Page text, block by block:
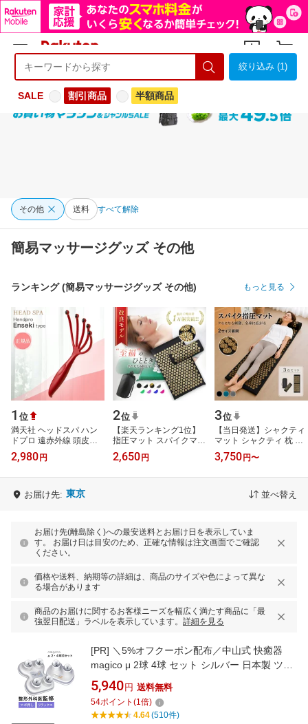
ようこそ 楽天市場へ ログイン
絞り込み (1)
SALE 割引商品 半額商品
その他 送料 すべて解除
簡易マッサージグッズ その他
ランキング (簡易マッサージグッズ その他) もっと見る
1 位
満天社 ヘッドスパ ハン
ドプロ 遠赤外線 頭皮マ
ッサージ グッズ 男性 タ
コ足 手動 ワイヤー リフ
2,980 円
2位
【楽天ランキング1位】
指圧マット スパイクマッ
ト ヨガシャクティマット
針マット ピローセット
2,650 円
3位
【当日発送】シャクティ
マット シャクティ 枕 指
圧マット マッサージ ツ
ボ押し スパイクマット
3,750 円〜
お届け先: 東京 並べ替え
お届け先(離島除く)への最安送料とお届け日を表示していま
す。 お届け日は目安のため、正確な情報は注文画面でご確認
ください。
価格や送料、納期等の詳細は、商品のサイズや色によって異な
る場合があります
商品のお届けに関するお客様ニーズを幅広く満たす商品に「最
強翌日配送」ラベルを表示しています。 詳細を見る
[PR] ＼5%オフクーポン配布／中山式 快癒器
magico μ 2球 4球 セット シルバー 日本製 ツボ
押し マッサージ 指圧 ツボ ほぐす 首 肩 背中 腰
脚 足裏 全身 腰痛 こり 筋膜 張り ケア 骨盤 姿
勢 快眠 軽量 中山式快癒器 マジコミュー 医療メ
5,940 円 送料無料
54ポイント (1倍)
4.64(510件)